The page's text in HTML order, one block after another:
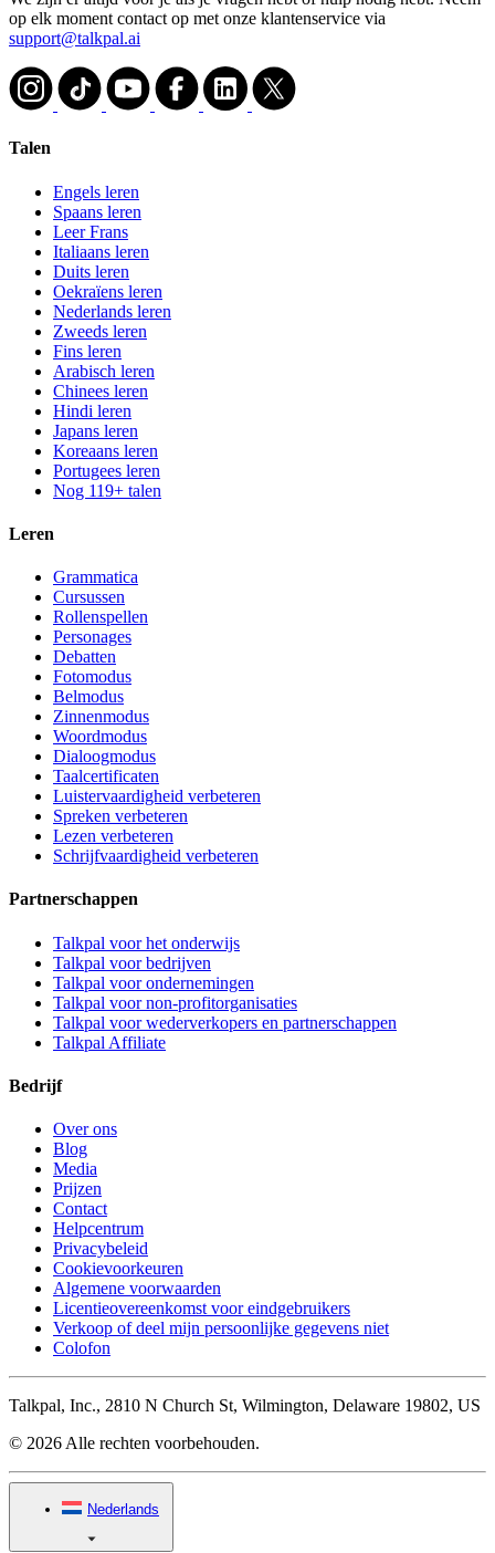
op elk moment contact op met onze klantenservice via
support@talkpal.ai
Talen
Engels leren
Spaans leren
Leer Frans
Italiaans leren
Duits leren
Oekraïens leren
Nederlands leren
Zweeds leren
Fins leren
Arabisch leren
Chinees leren
Hindi leren
Japans leren
Koreaans leren
Portugees leren
Nog 119+ talen
Leren
Grammatica
Cursussen
Rollenspellen
Personages
Debatten
Fotomodus
Belmodus
Zinnenmodus
Woordmodus
Dialoogmodus
Taalcertificaten
Luistervaardigheid verbeteren
Spreken verbeteren
Lezen verbeteren
Schrijfvaardigheid verbeteren
Partnerschappen
Talkpal voor het onderwijs
Talkpal voor bedrijven
Talkpal voor ondernemingen
Talkpal voor non-profitorganisaties
Talkpal voor wederverkopers en partnerschappen
Talkpal Affiliate
Bedrijf
Over ons
Blog
Media
Prijzen
Contact
Helpcentrum
Privacybeleid
Cookievoorkeuren
Algemene voorwaarden
Licentieovereenkomst voor eindgebruikers
Verkoop of deel mijn persoonlijke gegevens niet
Colofon
Talkpal, Inc., 2810 N Church St, Wilmington, Delaware 19802, US
© 2026 Alle rechten voorbehouden.
Nederlands